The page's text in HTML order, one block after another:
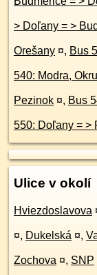
>
Orešany ¤,
Pezinok ¤,
Ulice v okolí
Hviezdoslavova
¤, Dukelská ¤,
Zochova ¤, SNP